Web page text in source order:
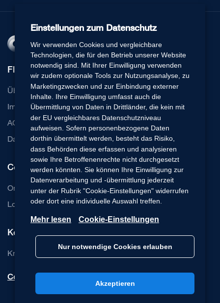
Flexperto
Über uns
Impressum
AGB
Datenschutz
Communication Cloud
Online Beratung Software
Login Basic-Edition
Kontakt
Knowledge Base
Cookie-Einstellungen
Einstellungen zum Datenschutz
Wir verwenden Cookies und vergleichbare
Technologien, die für den Betrieb unserer Website
notwendig sind. Mit Ihrer Einwilligung verwenden
wir zudem optionale Tools zur Nutzungsanalyse, zu
Marketingzwecken und zur Einbindung externer
Inhalte. Ihre Einwilligung umfasst auch die
Übermittlung von Daten in Drittländer, die kein mit
der EU vergleichbares Datenschutzniveau
aufweisen. Sofern personenbezogene Daten
dorthin übermittelt werden, besteht das Risiko,
dass Behörden diese erfassen und analysieren
sowie Ihre Betroffenenrechte nicht durchgesetzt
werden könnten. Sie können Ihre Einwilligung zur
Datenverarbeitung und -übermittlung jederzeit
unter der Rubrik "Cookie-Einstellungen" widerrufen
oder dort eine individuelle Auswahl treffen.
Mehr lesen Cookie-Einstellungen
Nur notwendige Cookies erlauben
Akzeptieren